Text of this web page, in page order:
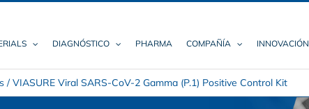
DIAGNÓSTICO PHARMA COMPAÑÍA INNOVACIÓN
/VIASURE Viral SARS-CoV-2 Gamma (P.1) Positive Control Kit